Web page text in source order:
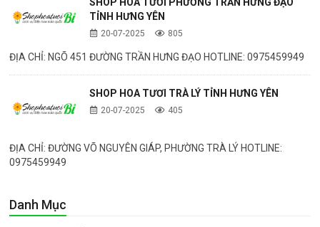
TỈNH HƯNG YÊN
20-07-2025 805
ĐỊA CHỈ: NGÕ 451 ĐƯỜNG TRẦN HƯNG ĐẠO HOTLINE: 0975459949
SHOP HOA TƯƠI TRÀ LÝ TỈNH HƯNG YÊN
20-07-2025 405
ĐỊA CHỈ: ĐƯỜNG VÕ NGUYÊN GIÁP, PHƯỜNG TRÀ LÝ HOTLINE:
0975459949
Danh Mục